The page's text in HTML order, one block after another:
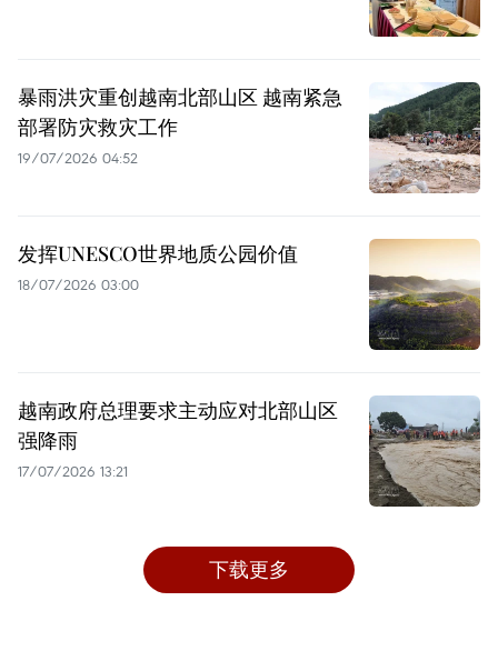
暴雨洪灾重创越南北部山区 越南紧急
部署防灾救灾工作
19/07/2026 04:52
发挥UNESCO世界地质公园价值
18/07/2026 03:00
越南政府总理要求主动应对北部山区
强降雨
17/07/2026 13:21
下载更多